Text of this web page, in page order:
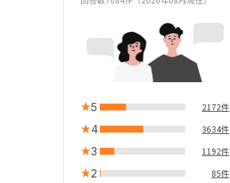
5 2172件
4 3634件
3 1192件
2 85件